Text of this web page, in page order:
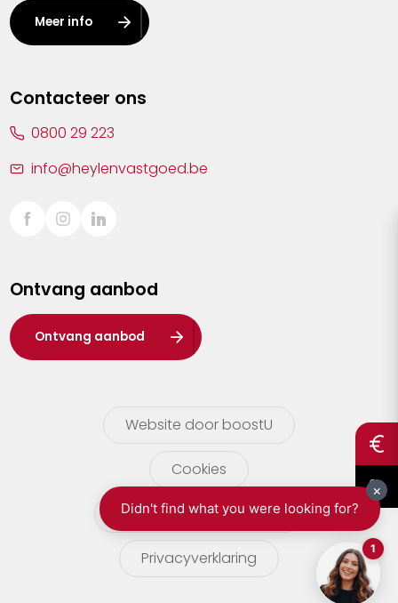
Leuven
Lier
Sint-Truiden
Waasland
Wuustwezel
Zoersel
Meer info
Contacteer ons
0800 29 223
info@heylenvastgoed.be
Ontvang aanbod
Ontvang aanbod
Website door boostU
Cookies
gebruikersvoorwaarden
Privacyverklaring